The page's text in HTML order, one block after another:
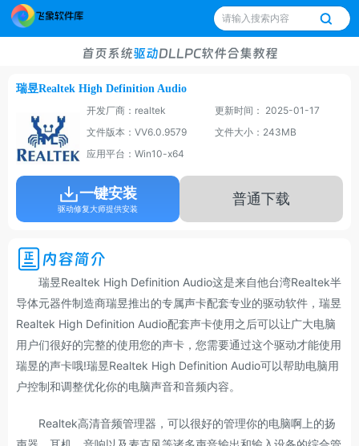
首页系统驱动DLLPC软件合集教程
瑞昱Realtek High Definition Audio
开发厂商：realtek
更新时间： 2025-01-17
文件版本：VV6.0.9579
文件大小：243MB
应用平台：Win10-x64
一键安装
驱动修复大师提供安装
普通下载
内容简介
瑞昱Realtek High Definition Audio这是来自他台湾Realtek半
导体元器件制造商瑞昱推出的专属声卡配套专业的驱动软件，瑞昱
Realtek High Definition Audio配套声卡使用之后可以让广大电脑
用户们很好的完整的使用您的声卡，您需要通过这个驱动才能使用
瑞昱的声卡哦!瑞昱Realtek High Definition Audio可以帮助电脑用
户控制和调整优化你的电脑声音和音频内容。
Realtek高清音频管理器，可以很好的管理你的电脑啊上的扬